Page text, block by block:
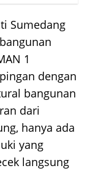
Sumedang
1
dengan
bangunan
dari
hanya ada
yang
langsung